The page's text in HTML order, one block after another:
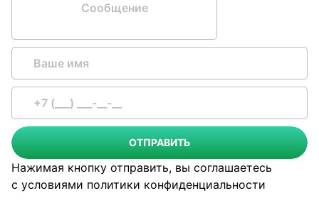
ОТПРАВИТЬ
Нажимая кнопку отправить, вы соглашаетесь
с условиями политики конфиденциальности